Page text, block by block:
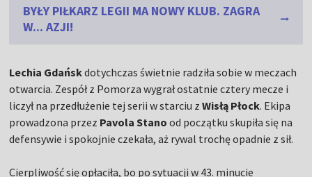
BYŁY PIŁKARZ LEGII MA NOWY KLUB. ZAGRA
W... AZJI!
Lechia Gdańskdotychczas świetnie radziła sobie w meczach
otwarcia. Zespół z Pomorza wygrał ostatnie cztery mecze i
liczył na przedłużenie tej serii w starciu zWisłą Płock. Ekipa
prowadzona przez Pavola Stano od początku skupiła się na
defensywie i spokojnie czekała, aż rywal trochę opadnie z sił.
Cierpliwość się opłaciła, bo po sytuacji w 43. minucie